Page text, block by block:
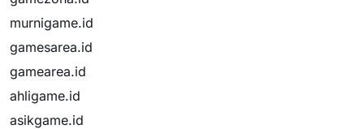
murnigame.id
gamesarea.id
gamearea.id
ahligame.id
asikgame.id